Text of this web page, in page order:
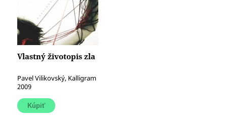
Vlastný životopis zla
Pavel Vilikovský, Kalligram
2009